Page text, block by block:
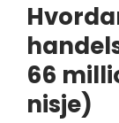
66
nisje)